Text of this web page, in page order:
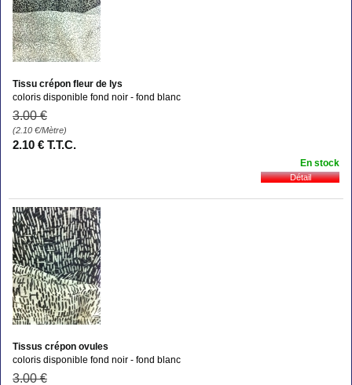
Tissu crépon fleur de lys
coloris disponible fond noir - fond blanc
3.00 €
(2.10 €/Mètre)
2.10 € T.T.C.
En stock
Tissus crépon ovules
coloris disponible fond noir - fond blanc
3.00 €